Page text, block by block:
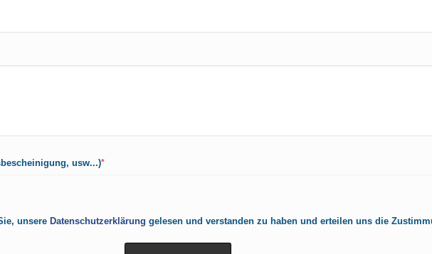
usw...)*
unsere Datenschutzerklärung gelesen und verstanden zu haben und erteilen uns die